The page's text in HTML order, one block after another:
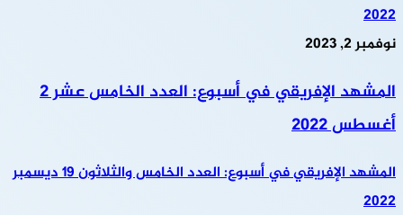
2022
نوفمبر 2, 2023
المشهد الإفريقي في أسبوع: العدد الخامس عشر 2
أغسطس 2022
المشهد الإفريقي في أسبوع: العدد الخامس والثلاثون 19 ديسمبر
2022